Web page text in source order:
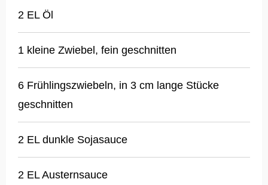
2 EL Öl
1 kleine Zwiebel, fein geschnitten
6 Frühlingszwiebeln, in 3 cm lange Stücke
geschnitten
2 EL dunkle Sojasauce
2 EL Austernsauce